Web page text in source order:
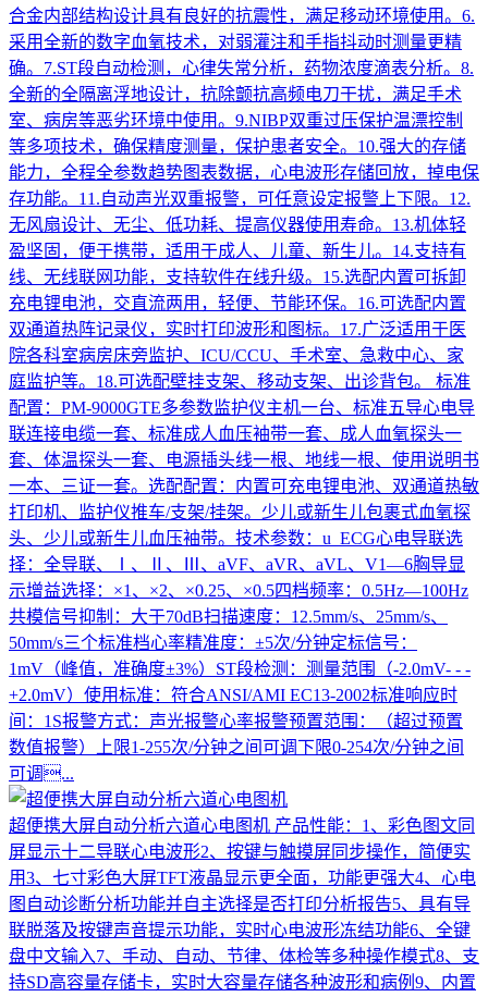
合金内部结构设计具有良好的抗震性，满足移动环境使用。6.
采用全新的数字血氧技术，对弱灌注和手指抖动时测量更精
确。7.ST段自动检测，心律失常分析，药物浓度滴表分析。8.
全新的全隔离浮地设计，抗除颤抗高频电刀干扰，满足手术
室、病房等恶劣环境中使用。9.NIBP双重过压保护温漂控制
等多项技术，确保精度测量，保护患者安全。10.强大的存储
能力，全程全参数趋势图表数据，心电波形存储回放，掉电保
存功能。11.自动声光双重报警，可任意设定报警上下限。12.
无风扇设计、无尘、低功耗、提高仪器使用寿命。13.机体轻
盈坚固，便于携带，适用于成人、儿童、新生儿。14.支持有
线、无线联网功能，支持软件在线升级。15.选配内置可拆卸
充电锂电池，交直流两用，轻便、节能环保。16.可选配内置
双通道热阵记录仪，实时打印波形和图标。17.广泛适用于医
院各科室病房床旁监护、ICU/CCU、手术室、急救中心、家
庭监护等。18.可选配壁挂支架、移动支架、出诊背包。 标准
配置：PM-9000GTE多参数监护仪主机一台、标准五导心电导
联连接电缆一套、标准成人血压袖带一套、成人血氧探头一
套、体温探头一套、电源插头线一根、地线一根、使用说明书
一本、三证一套。选配配置：内置可充电锂电池、双通道热敏
打印机、监护仪推车/支架/挂架。少儿或新生儿包裹式血氧探
头、少儿或新生儿血压袖带。技术参数：u ECG心电导联选
择：全导联、Ⅰ、Ⅱ、Ⅲ、aVF、aVR、aVL、V1—6胸导显
示增益选择：×1、×2、×0.25、×0.5四档频率：0.5Hz—100Hz
共模信号抑制：大于70dB扫描速度：12.5mm/s、25mm/s、
50mm/s三个标准档心率精准度：±5次/分钟定标信号：
1mV（峰值，准确度±3%）ST段检测：测量范围（-2.0mV- - -
+2.0mV）使用标准：符合ANSI/AMI EC13-2002标准响应时
间：1S报警方式：声光报警心率报警预置范围：（超过预置
数值报警）上限1-255次/分钟之间可调下限0-254次/分钟之间
可调...
超便携大屏自动分析六道心电图机 产品性能：1、彩色图文同
屏显示十二导联心电波形2、按键与触摸屏同步操作，简便实
用3、七寸彩色大屏TFT液晶显示更全面，功能更强大4、心电
图自动诊断分析功能并自主选择是否打印分析报告5、具有导
联脱落及按键声音提示功能，实时心电波形冻结功能6、全键
盘中文输入7、手动、自动、节律、体检等多种操作模式8、支
持SD高容量存储卡，实时大容量存储各种波形和病例9、内置